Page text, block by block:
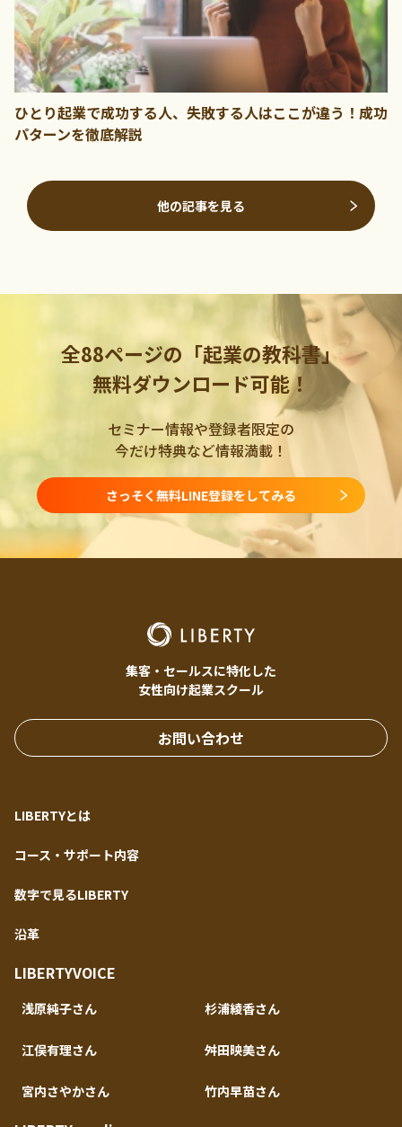
ひとり起業で成功する人、失敗する人はここが違う！成功
パターンを徹底解説
他の記事を見る
全88ページの「起業の教科書」
無料ダウンロード可能！
セミナー情報や登録者限定の
今だけ特典など情報満載！
さっそく無料LINE登録をしてみる
集客・セールスに特化した
女性向け起業スクール
お問い合わせ
LIBERTYとは
コース・サポート内容
数字で見るLIBERTY
沿革
LIBERTYVOICE
浅原純子さん 杉浦綾香さん
江俣有理さん 舛田映美さん
宮内さやかさん 竹内早苗さん